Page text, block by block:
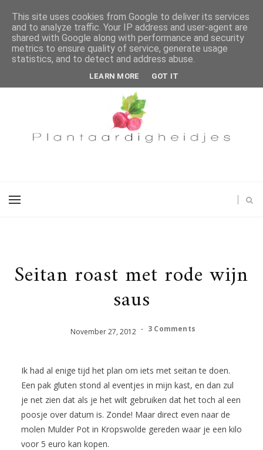
Seitan roast met rode wijn
saus
November27, 2012 - 3 Comments
Ik had al enige tijd het plan om iets met seitan te doen.
Een pak gluten stond al eventjes in mijn kast, en dan zul
je net zien dat als je het wilt gebruiken dat het toch al een
poosje over datum is. Zonde! Maar direct even naar de
molen Mulder Pot in Kropswolde gereden waar je een kilo
voor 5 euro kan kopen.
This site uses cookies from Google to deliver its services
and to analyze traffic. Your IP address and user-agent are
shared with Google along with performance and security
metrics to ensure quality of service, generate usage
statistics, and to detect and address abuse.
LEARN MORE GOT IT